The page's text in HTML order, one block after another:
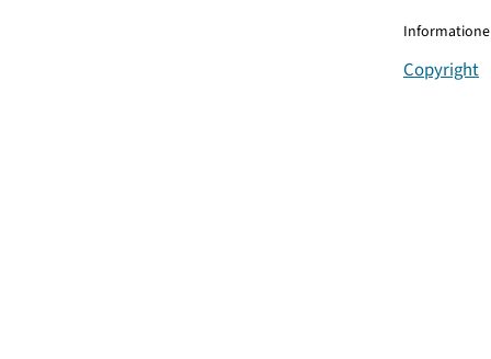
Copyright